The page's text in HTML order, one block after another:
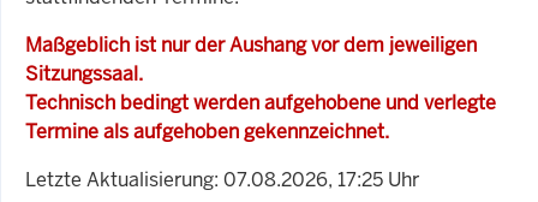
Maßgeblich ist nur der Aushang vor dem jeweiligen
Sitzungssaal.
Technisch bedingt werden aufgehobene und verlegte
Termine als aufgehoben gekennzeichnet.
Letzte Aktualisierung: 07.08.2026, 17:25 Uhr